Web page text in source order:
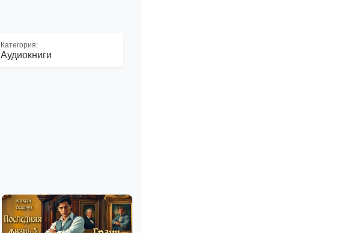
Категория:
Аудиокниги